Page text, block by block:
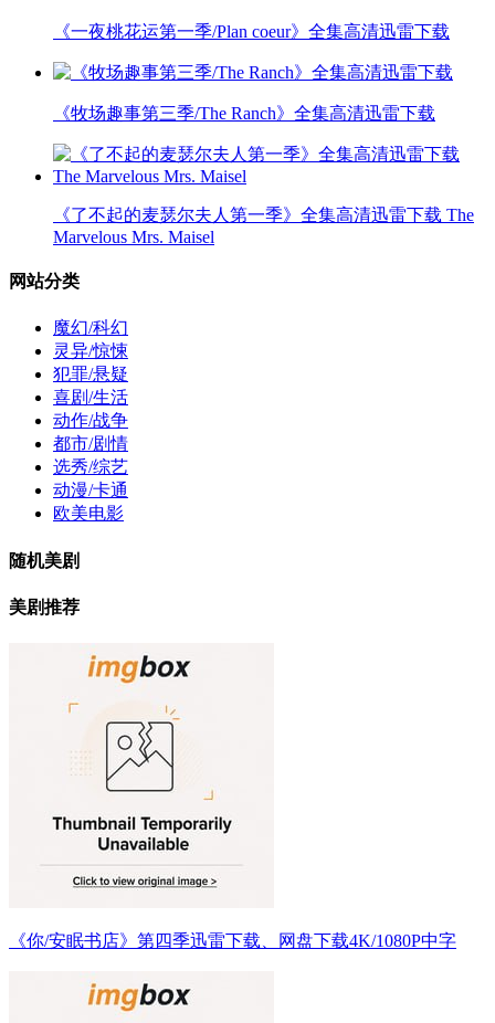
《一夜桃花运第一季/Plan coeur》全集高清迅雷下载
《牧场趣事第三季/The Ranch》全集高清迅雷下载
《了不起的麦瑟尔夫人第一季》全集高清迅雷下载 The
Marvelous Mrs. Maisel
网站分类
魔幻/科幻
灵异/惊悚
犯罪/悬疑
喜剧/生活
动作/战争
都市/剧情
选秀/综艺
动漫/卡通
欧美电影
随机美剧
美剧推荐
《你/安眠书店》第四季迅雷下载、网盘下载4K/1080P中字